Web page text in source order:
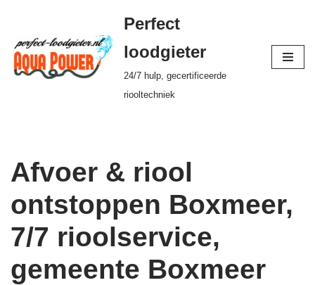
Ga
naar
de
Perfect
loodgieter
24/7 hulp, gecertificeerde
riooltechniek
Afvoer & riool
ontstoppen Boxmeer,
7/7 rioolservice,
gemeente Boxmeer